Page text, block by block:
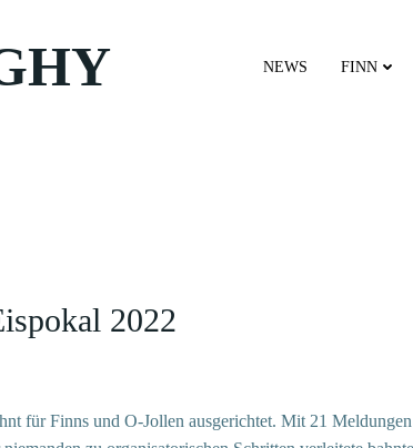
NEWS FINN
2022
für Finns und O-Jollen ausgerichtet. Mit 21